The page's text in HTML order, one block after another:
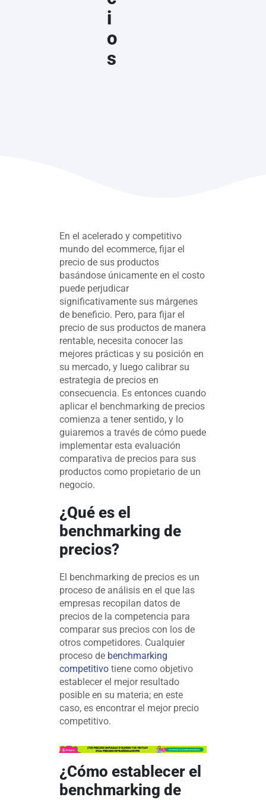
i
o
s
En el acelerado y competitivo
mundo del ecommerce, fijar el
precio de sus productos
basándose únicamente en el costo
puede perjudicar
significativamente sus márgenes
de beneficio. Pero, para fijar el
precio de sus productos de manera
rentable, necesita conocer las
mejores prácticas y su posición en
su mercado, y luego calibrar su
estrategia de precios en
consecuencia. Es entonces cuando
aplicar el benchmarking de precios
comienza a tener sentido, y lo
guiaremos a través de cómo puede
implementar esta evaluación
comparativa de precios para sus
productos como propietario de un
negocio.
¿Qué es el
benchmarking de
precios?
El benchmarking de precios es un
proceso de análisis en el que las
empresas recopilan datos de
precios de la competencia para
comparar sus precios con los de
otros competidores. Cualquier
proceso de benchmarking
competitivo tiene como objetivo
establecer el mejor resultado
posible en su materia; en este
caso, es encontrar el mejor precio
competitivo.
¿Cómo establecer el
benchmarking de